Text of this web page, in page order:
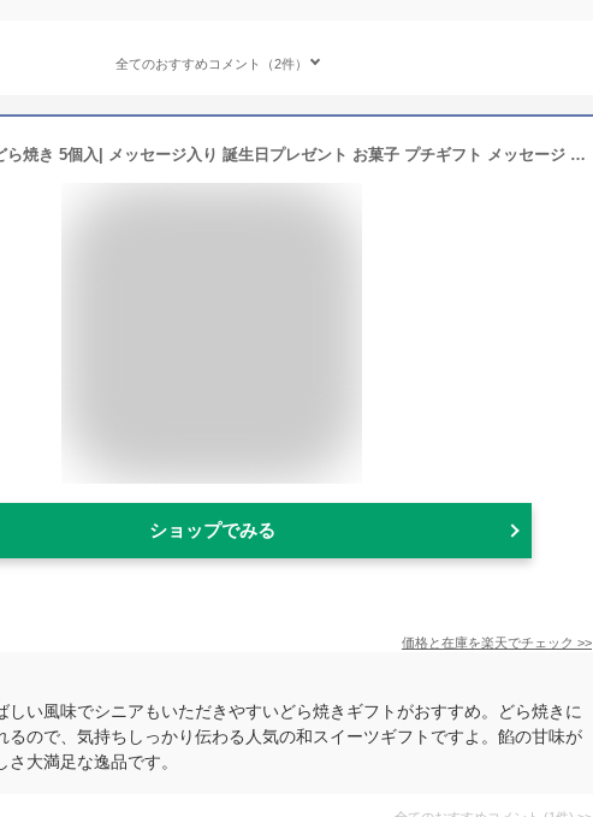
全てのおすすめコメント（2件）
100歳祝い 名入れ どら焼き 5個入| メッセージ入り 誕生日プレゼント お菓子 プチギフト メッセージ 百寿 プレゼント お祝い ギフト 誕生日 内祝い 個包装 和菓子 スイーツ 長寿祝い 名前入り 祖母 100 歳 贈り物 どらやき オリジナル 祖父 菓子 文字入れ 敬老の日 敬老
ショップでみる
価格と在庫を楽天でチェック >>
しい風味でシニアもいただきやすいどら焼きギフトがおすすめ。どら焼きに
るので、気持ちしっかり伝わる人気の和スイーツギフトですよ。餡の甘味が
大満足な逸品です。